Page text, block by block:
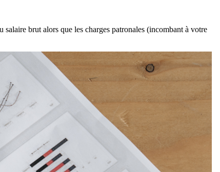
brut alors que les charges patronales (incombant à votre